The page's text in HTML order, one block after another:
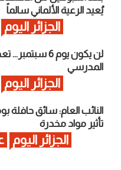
يُعيد الرعية الألماني سالماً
الجزائر اليوم
لن يكون يوم 6
المدرسي
الجزائر اليوم
النائب العام: سائق
تأثير مواد مخدرة
الجزائر اليوم